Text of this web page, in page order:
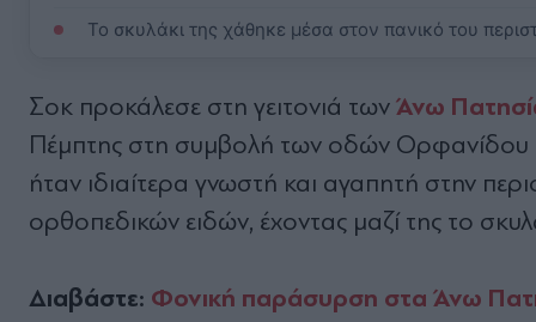
Το σκυλάκι της χάθηκε μέσα στον πανικό του
Σοκ προκάλεσε στη γειτονιά των Άνω
Πέμπτης στη συμβολή των οδών Ορφανίδου
ήταν ιδιαίτερα γνωστή και αγαπητή στην
ορθοπεδικών ειδών, έχοντας μαζί της το
Διαβάστε: Φονική παράσυρση στα Άνω